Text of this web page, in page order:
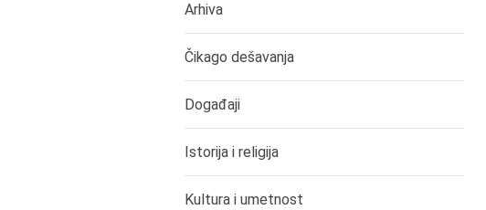
Arhiva
Čikago dešavanja
Događaji
Istorija i religija
Kultura i umetnost